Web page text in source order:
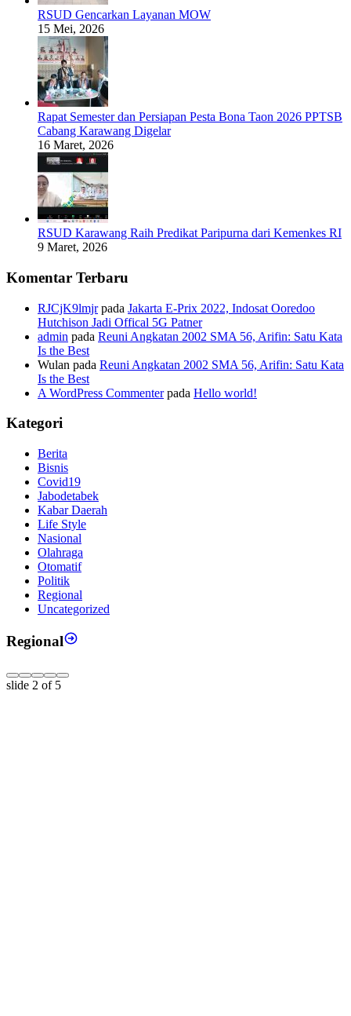
RSUD Gencarkan Layanan MOW
15 Mei, 2026
Rapat Semester dan Persiapan Pesta Bona Taon 2026 PPTSB
Cabang Karawang Digelar
16 Maret, 2026
RSUD Karawang Raih Predikat Paripurna dari Kemenkes RI
9 Maret, 2026
Komentar Terbaru
RJCjK9lmjrpada Jakarta E-Prix 2022, Indosat Ooredoo
Hutchison Jadi Offical 5G Patner
admin pada Reuni Angkatan 2002 SMA 56, Arifin: Satu Kata
Is the Best
Wulan pada Reuni Angkatan 2002 SMA 56, Arifin: Satu Kata
Is the Best
A WordPress Commenterpada Hello world!
Kategori
Berita
Bisnis
Covid19
Jabodetabek
Kabar Daerah
Life Style
Nasional
Olahraga
Otomatif
Politik
Regional
Uncategorized
Regional
slide 2 of 5